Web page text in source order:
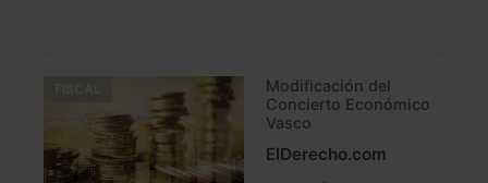
Modificación del
Concierto Económico
Vasco
ElDerecho.com